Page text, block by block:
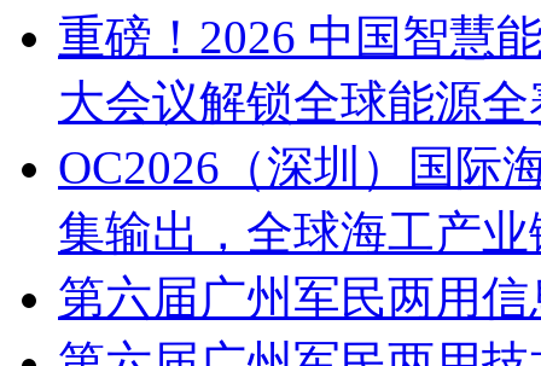
重磅！2026 中国智慧
大会议解锁全球能源全
OC2026（深圳）国际
集输出，全球海工产
第六届广州军民两用